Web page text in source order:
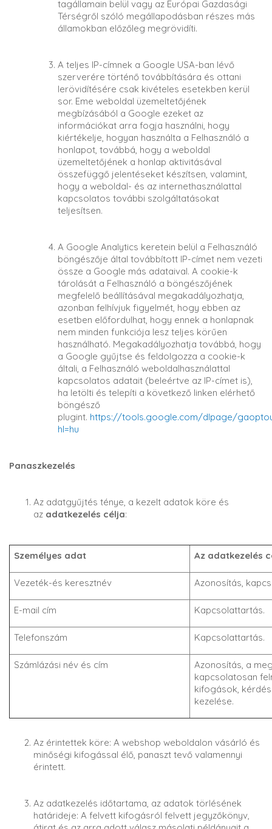
tagállamain belül vagy az Európai Gazdasági
Térségről szóló megállapodásban részes más
államokban előzőleg megrövidíti.
A teljes IP-címnek a Google USA-ban lévő
szerverére történő továbbítására és ottani
lerövidítésére csak kivételes esetekben kerül
sor. Eme weboldal üzemeltetőjének
megbízásából a Google ezeket az
információkat arra fogja használni, hogy
kiértékelje, hogyan használta a Felhasználó a
honlapot, továbbá, hogy a weboldal
üzemeltetőjének a honlap aktivitásával
összefüggő jelentéseket készítsen, valamint,
hogy a weboldal- és az internethasználattal
kapcsolatos további szolgáltatásokat
teljesítsen.
A Google Analytics keretein belül a Felhasználó
böngészője által továbbított IP-címet nem vezeti
össze a Google más adataival. A cookie-k
tárolását a Felhasználó a böngészőjének
megfelelő beállításával megakadályozhatja,
azonban felhívjuk figyelmét, hogy ebben az
esetben előfordulhat, hogy ennek a honlapnak
nem minden funkciója lesz teljes körűen
használható. Megakadályozhatja továbbá, hogy
a Google gyűjtse és feldolgozza a cookie-k
általi, a Felhasználó weboldalhasználattal
kapcsolatos adatait (beleértve az IP-címet is),
ha letölti és telepíti a következő linken elérhető
böngésző
plugint. https://tools.google.com/dlpage/
hl=hu
Panaszkezelés
Az adatgyűjtés ténye, a kezelt adatok köre és
az adatkezelés célja:
Személyes adat Az adatkezelés
Vezeték-és keresztnév Azonosítás,
E-mail cím Kapcsolattartás.
Telefonszám Kapcsolattartás.
Számlázási név és cím
Azonosítás, a
kapcsolatosan
kifogások,
kezelése.
Az érintettek köre: A webshop weboldalon vásárló és
minőségi kifogással élő, panaszt tevő valamennyi
érintett.
Az adatkezelés időtartama, az adatok törlésének
határideje: A felvett kifogásról felvett jegyzőkönyv,